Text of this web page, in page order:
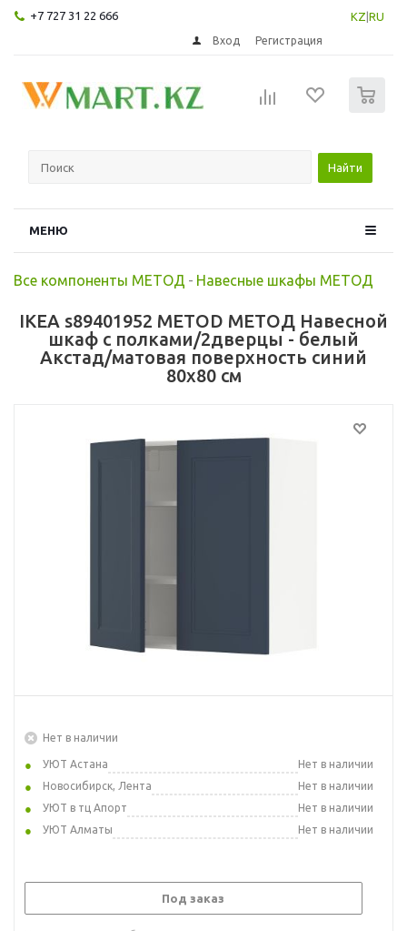
+7 727 31 22 666 KZ RU
Вход Регистрация
Найти
МЕНЮ
Все компоненты МЕТОД - Навесные шкафы МЕТОД
IKEA s89401952 METOD МЕТОД Навесной
шкаф с полками/2дверцы - белый
Акстад/матовая поверхность синий
80x80 см
Нет в наличии
УЮТ Астана
Нет в наличии
Новосибирск, Лента
Нет в наличии
УЮТ в тц Апорт
Нет в наличии
УЮТ Алматы
Нет в наличии
Под заказ